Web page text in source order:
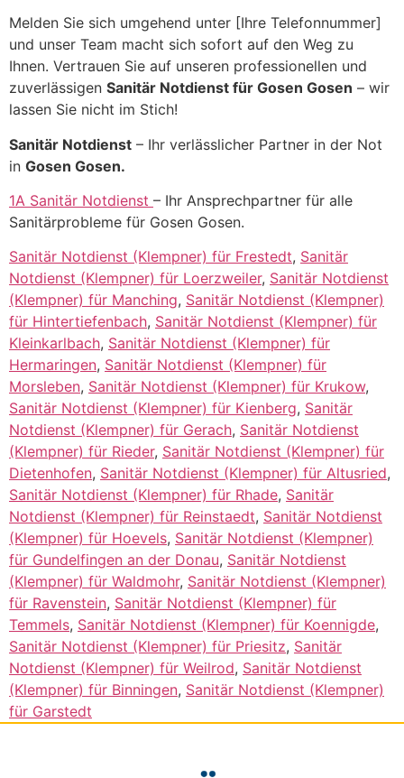
Melden Sie sich umgehend unter [Ihre Telefonnummer]
und unser Team macht sich sofort auf den Weg zu
Ihnen. Vertrauen Sie auf unseren professionellen und
zuverlässigen Sanitär Notdienst für Gosen Gosen – wir
lassen Sie nicht im Stich!
Sanitär Notdienst – Ihr verlässlicher Partner in der Not
in Gosen Gosen.
1A Sanitär Notdienst – Ihr Ansprechpartner für alle
Sanitärprobleme für Gosen Gosen.
Sanitär Notdienst (Klempner) für Frestedt, Sanitär
Notdienst (Klempner) für Loerzweiler, Sanitär Notdienst
(Klempner) für Manching, Sanitär Notdienst (Klempner)
für Hintertiefenbach, Sanitär Notdienst (Klempner) für
Kleinkarlbach, Sanitär Notdienst (Klempner) für
Hermaringen, Sanitär Notdienst (Klempner) für
Morsleben, Sanitär Notdienst (Klempner) für Krukow,
Sanitär Notdienst (Klempner) für Kienberg, Sanitär
Notdienst (Klempner) für Gerach, Sanitär Notdienst
(Klempner) für Rieder, Sanitär Notdienst (Klempner) für
Dietenhofen, Sanitär Notdienst (Klempner) für Altusried,
Sanitär Notdienst (Klempner) für Rhade, Sanitär
Notdienst (Klempner) für Reinstaedt, Sanitär Notdienst
(Klempner) für Hoevels, Sanitär Notdienst (Klempner)
für Gundelfingen an der Donau, Sanitär Notdienst
(Klempner) für Waldmohr, Sanitär Notdienst (Klempner)
für Ravenstein, Sanitär Notdienst (Klempner) für
Temmels, Sanitär Notdienst (Klempner) für Koennigde,
Sanitär Notdienst (Klempner) für Priesitz, Sanitär
Notdienst (Klempner) für Weilrod, Sanitär Notdienst
(Klempner) für Binningen, Sanitär Notdienst (Klempner)
für Garstedt